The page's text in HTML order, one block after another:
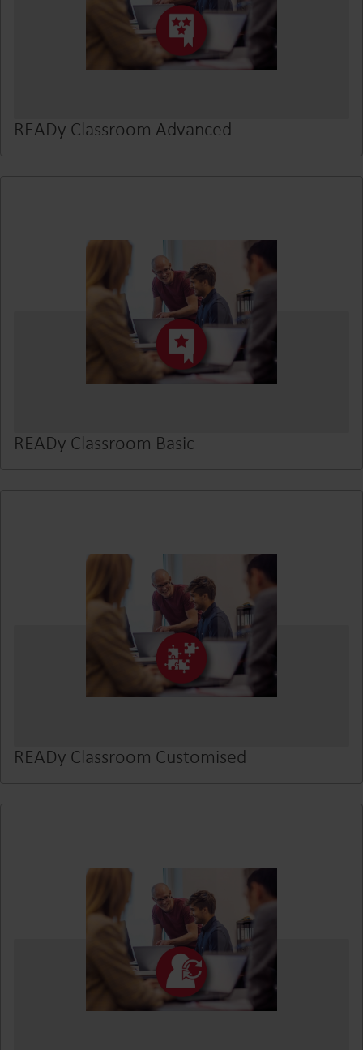
Onze oplossingen
Onze toewijding aan een groenere toekomst stimuleert
ons om oplossingen te ontwikkelen die klanten helpen om
waterverspilling te verminderen, nutsvoorzieningen te
verbeteren, energie-efficiëntie te optimaliseren en
elektrificatie beheersbaar te maken.
READy Classroom Advanced
READy Classroom Basic
READy Classroom Customised